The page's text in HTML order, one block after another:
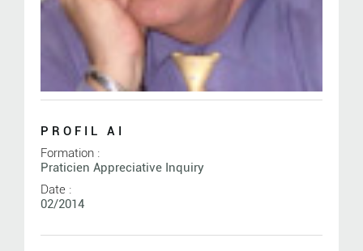
PROFIL AI
Formation :
Praticien Appreciative Inquiry
Date :
02/2014